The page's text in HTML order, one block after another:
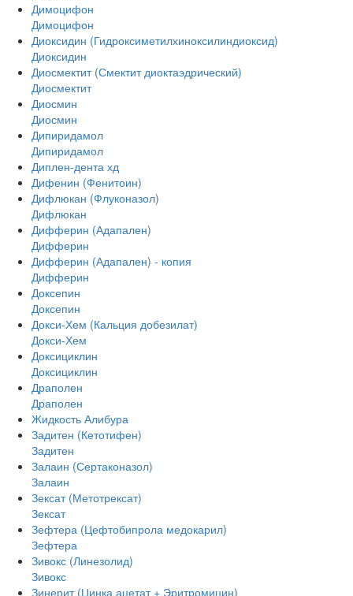
Димоцифон
Димоцифон
Диоксидин (Гидроксиметилхиноксилиндиоксид)
Диоксидин
Диосмектит (Смектит диоктаэдрический)
Диосмектит
Диосмин
Диосмин
Дипиридамол
Дипиридамол
Диплен-дента хд
Дифенин (Фенитоин)
Дифлюкан (Флуконазол)
Дифлюкан
Дифферин (Адапален)
Дифферин
Дифферин (Адапален) - копия
Дифферин
Доксепин
Доксепин
Докси-Хем (Кальция добезилат)
Докси-Хем
Доксициклин
Доксициклин
Драполен
Драполен
Жидкость Алибура
Задитен (Кетотифен)
Задитен
Залаин (Сертаконазол)
Залаин
Зексат (Метотрексат)
Зексат
Зефтера (Цефтобипрола медокарил)
Зефтера
Зивокс (Линезолид)
Зивокс
Зинерит (Цинка ацетат + Эритромицин)